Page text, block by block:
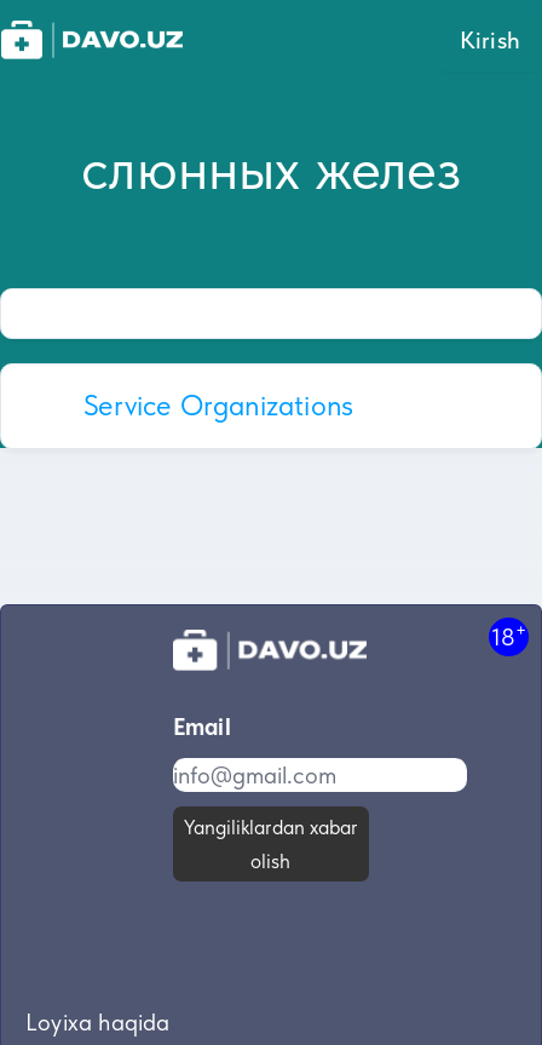
Kirish
слюнных желез
Service Organizations
18+
Email
Yangiliklardan xabar
olish
Loyixa haqida